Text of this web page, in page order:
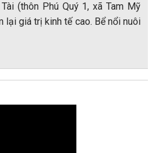
(thôn Phú Quý 1, xã Tam Mỹ
lại giá trị kinh tế cao. Bể nổi nuôi